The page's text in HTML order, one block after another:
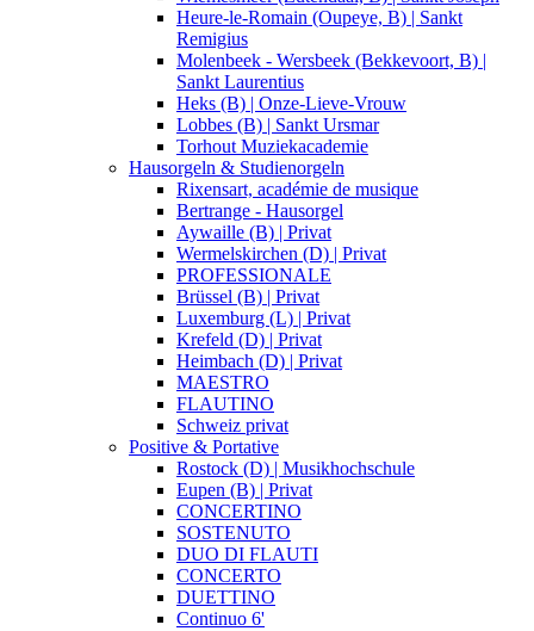
Heure-le-Romain (Oupeye, B) | Sankt
Remigius
Molenbeek - Wersbeek (Bekkevoort, B) |
Sankt Laurentius
Heks (B) | Onze-Lieve-Vrouw
Lobbes (B) | Sankt Ursmar
Torhout Muziekacademie
Hausorgeln & Studienorgeln
Rixensart, académie de musique
Bertrange - Hausorgel
Aywaille (B) | Privat
Wermelskirchen (D) | Privat
PROFESSIONALE
Brüssel (B) | Privat
Luxemburg (L) | Privat
Krefeld (D) | Privat
Heimbach (D) | Privat
MAESTRO
FLAUTINO
Schweiz privat
Positive & Portative
Rostock (D) | Musikhochschule
Eupen (B) | Privat
CONCERTINO
SOSTENUTO
DUO DI FLAUTI
CONCERTO
DUETTINO
Continuo 6'